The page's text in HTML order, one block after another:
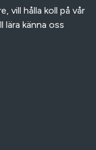
vill hålla koll på vår
lära känna oss